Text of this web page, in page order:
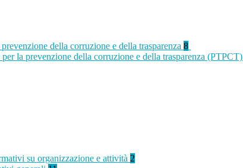
della corruzione e della trasparenza 8
la prevenzione della corruzione e della trasparenza (PTPCT)
su organizzazione e attività 2